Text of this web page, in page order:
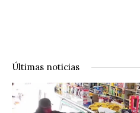
Últimas noticias